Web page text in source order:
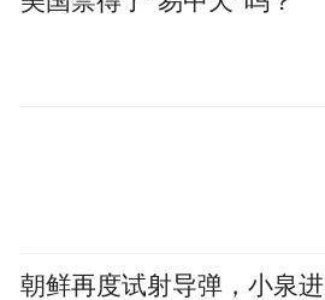
朝鲜再度试射导弹，小泉进